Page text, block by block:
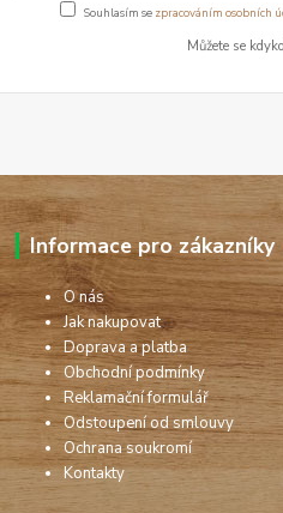
Souhlasím se zpracováním osobních
Můžete se
Informace pro zákazníky
O nás
Jak nakupovat
Doprava a platba
Obchodní podmínky
Reklamační formulář
Odstoupení od smlouvy
Ochrana soukromí
Kontakty